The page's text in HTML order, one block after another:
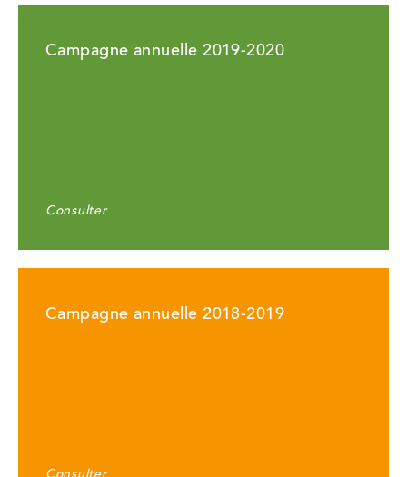
Campagne annuelle 2019-2020
Consulter
Campagne annuelle 2018-2019